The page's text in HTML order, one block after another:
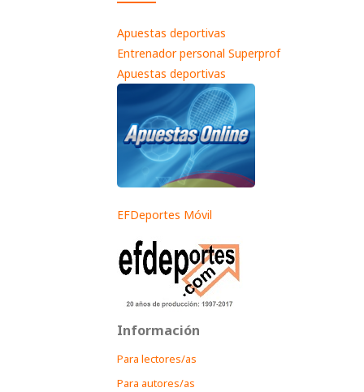
Apuestas deportivas
Entrenador personal Superprof
Apuestas deportivas
EFDeportes Móvil
Información
Para lectores/as
Para autores/as